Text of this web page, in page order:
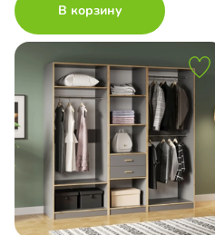
В корзину